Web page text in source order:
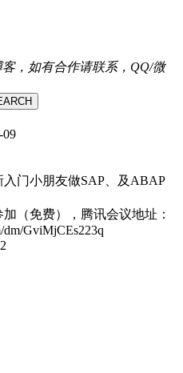
，如有合作请联系，QQ/微
09
门小朋友做SAP、及ABAP
（免费），腾讯会议地址：
dm/GviMjCEs223q